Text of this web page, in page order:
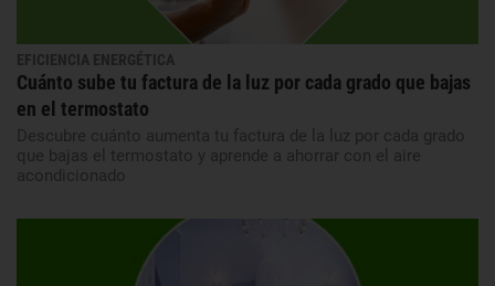
EFICIENCIA ENERGÉTICA
Cuánto sube tu factura de la luz por cada grado que bajas
en el termostato
Descubre cuánto aumenta tu factura de la luz por cada grado
que bajas el termostato y aprende a ahorrar con el aire
acondicionado